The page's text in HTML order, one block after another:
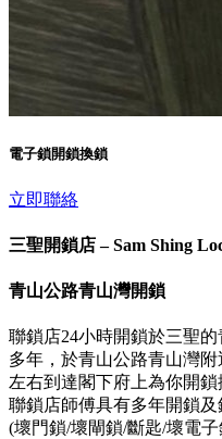
電子鎖開鎖換鎖
立即聯絡
三聖開鎖店 – Sam Shing
青山公路青山灣開鎖
聯鎖店24小時開鎖於三聖
多年，於青山公路青山灣
左右到達閣下府上為你開鎖
聯鎖店師傅具有多年開鎖
(壞門鎖/壞閘鎖/斷匙/壞電